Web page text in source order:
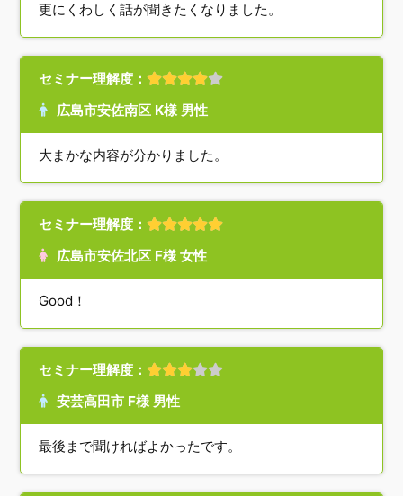
更にくわしく話が聞きたくなりました。
セミナー理解度：
広島市安佐南区 K様 男性
大まかな内容が分かりました。
セミナー理解度：
広島市安佐北区 F様 女性
Good！
セミナー理解度：
安芸高田市 F様 男性
最後まで聞ければよかったです。